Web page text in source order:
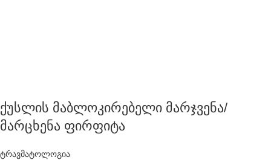
ქუსლის მაბლოკირებელი მარჯვენა/
მარცხენა ფირფიტა
ტრავმატოლოგია